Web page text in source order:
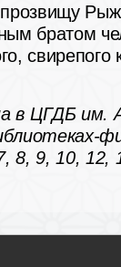
прозвищу
братом
свирепого
в ЦГДБ им.
8, 9, 10, 12,